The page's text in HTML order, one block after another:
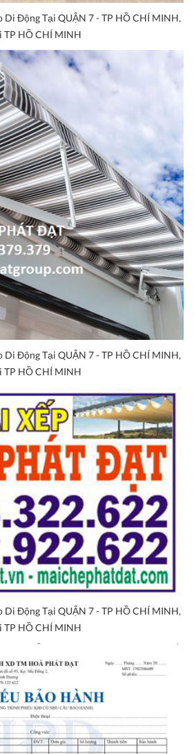
Di Động Tại QUẬN 7 - TP HỒ CHÍ MINH,
TP HỒ CHÍ MINH
Di Động Tại QUẬN 7 - TP HỒ CHÍ MINH,
TP HỒ CHÍ MINH
Di Động Tại QUẬN 7 - TP HỒ CHÍ MINH,
TP HỒ CHÍ MINH